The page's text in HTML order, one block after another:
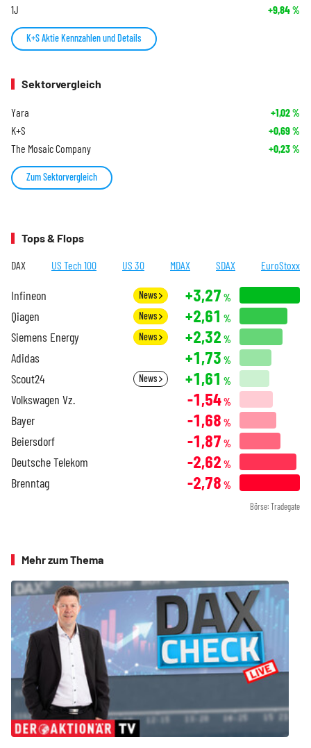
1J +9,84%
K+S Aktie Kennzahlen und Details
Sektorvergleich
Yara +1,02%
K+S +0,69%
The Mosaic Company +0,23%
Zum Sektorvergleich
Tops & Flops
DAX US Tech 100 US 30 MDAX SDAX EuroStoxx
Infineon News +3,27 %
Qiagen News +2,61 %
Siemens Energy News +2,32 %
Adidas +1,73 %
Scout24 News +1,61 %
Volkswagen Vz. -1,54%
Bayer -1,68 %
Beiersdorf -1,87 %
Deutsche Telekom -2,62 %
Brenntag -2,78 %
Börse: Tradegate
Mehr zum Thema